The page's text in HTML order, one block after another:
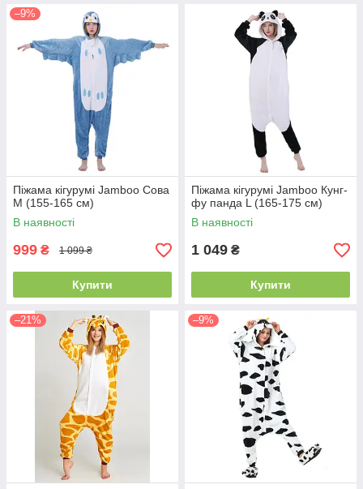
–9%
Піжама кігурумі Jamboo Сова
M (155-165 см)
В наявності
999 ₴ 1 099 ₴
Купити
Піжама кігурумі Jamboo Кунг-
фу панда L (165-175 см)
В наявності
1 049 ₴
Купити
–21% –9%